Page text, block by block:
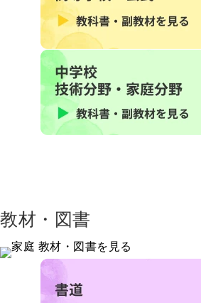
教材・図書